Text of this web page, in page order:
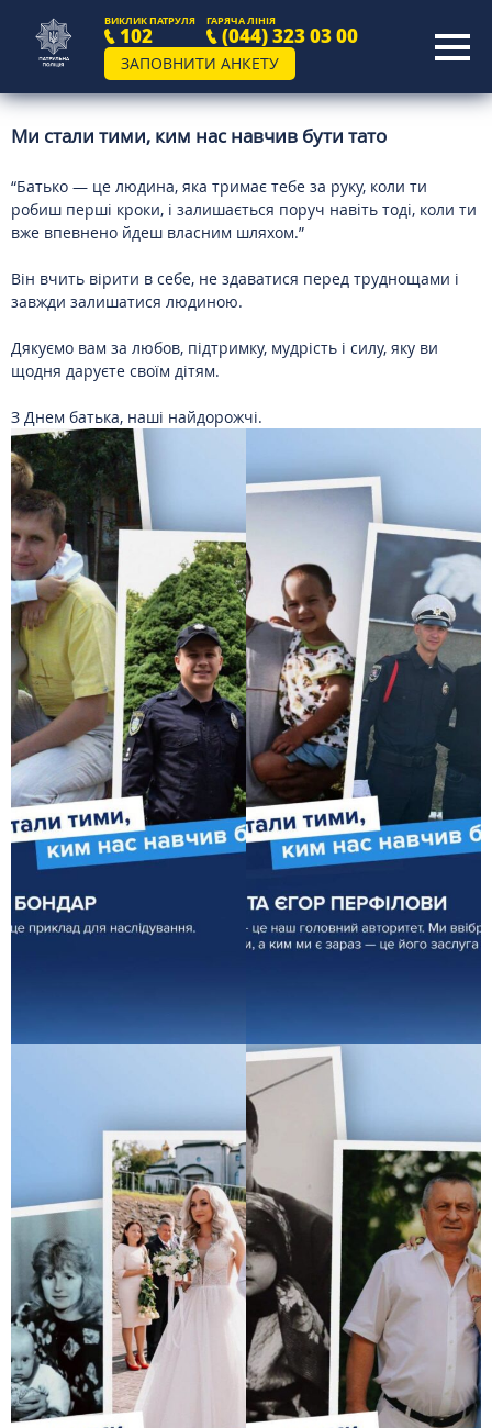
ВИКЛИК ПАТРУЛЯ
102
ГАРЯЧА ЛІНІЯ
(044) 323 03 00
ЗАПОВНИТИ АНКЕТУ
Ми стали тими, ким нас навчив бути тато
“Батько — це людина, яка тримає тебе за руку, коли ти
робиш перші кроки, і залишається поруч навіть тоді, коли ти
вже впевнено йдеш власним шляхом.”
Він вчить вірити в себе, не здаватися перед труднощами і
завжди залишатися людиною.
Дякуємо вам за любов, підтримку, мудрість і силу, яку ви
щодня даруєте своїм дітям.
З Днем батька, наші найдорожчі.